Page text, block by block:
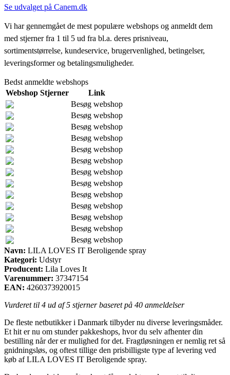
Se udvalget på Canem.dk
Vi har gennemgået de mest populære webshops og anmeldt dem
med stjerner fra 1 til 5 ud fra bl.a. deres prisniveau,
sortimentstørrelse, kundeservice, brugervenlighed, betingelser,
leveringsformer og betalingsmuligheder.
Bedst anmeldte webshops
Webshop Stjerner
Link
Besøg webshop
Besøg webshop
Besøg webshop
Besøg webshop
Besøg webshop
Besøg webshop
Besøg webshop
Besøg webshop
Besøg webshop
Besøg webshop
Besøg webshop
Besøg webshop
Besøg webshop
Navn: LILA LOVES IT Beroligende spray
Kategori: Udstyr
Producent: Lila Loves It
Varenummer: 37347154
EAN: 4260373920015
Vurderet til 4 ud af 5 stjerner baseret på 40 anmeldelser
De fleste netbutikker i Danmark tilbyder nu diverse leveringsmåder.
Et hit er nu om stunder pakkeshops, hvor du selv afhenter din
bestilling når der er mulighed for det. Fragtløsningen er nemlig ret så
gnidningsløs, og oftest tillige den prisbilligste type af levering ved
køb af LILA LOVES IT Beroligende spray.